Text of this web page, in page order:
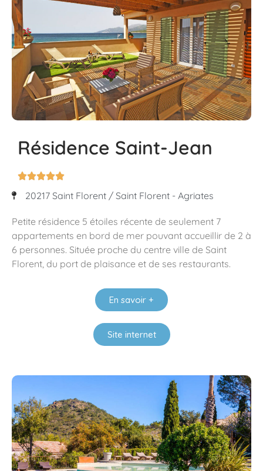
Résidence Saint-Jean

20217 Saint Florent / Saint Florent - Agriates
Petite résidence 5 étoiles récente de seulement 7
appartements en bord de mer pouvant accueillir de 2 à
6 personnes. Située proche du centre ville de Saint
Florent, du port de plaisance et de ses restaurants.
En savoir +
Site internet